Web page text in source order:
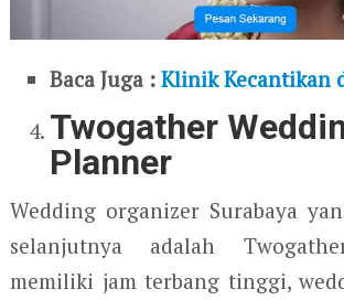
Baca Juga :Klinik Kecantikan
Twogather
Planner
Wedding organizer Surabaya
selanjutnya adalah
memiliki jam terbang tinggi,